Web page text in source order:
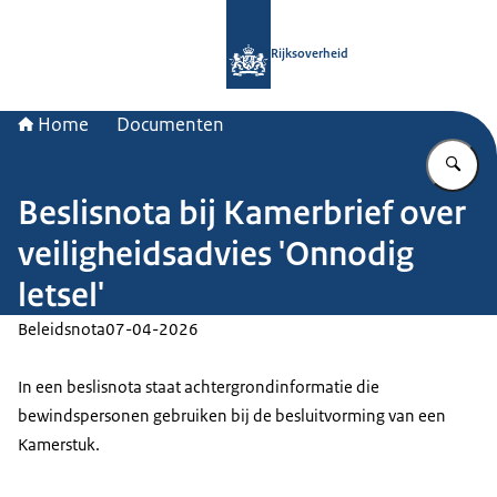
Rijksoverheid
Home Documenten
Beslisnota bij Kamerbrief over
veiligheidsadvies 'Onnodig
letsel'
Beleidsnota07-04-2026
In een beslisnota staat achtergrondinformatie die
bewindspersonen gebruiken bij de besluitvorming van een
Kamerstuk.